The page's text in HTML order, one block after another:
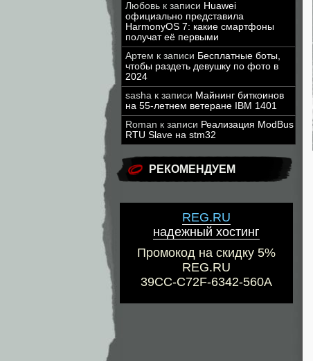
Любовь к записи Huawei
официально представила
HarmonyOS 7: какие смартфоны
получат её первыми
Артем к записи Бесплатные боты,
чтобы раздеть девушку по фото в
2024
sasha к записи Майнинг биткоинов
на 55-летнем ветеране IBM 1401
Roman к записи Реализация ModBus
RTU Slave на stm32
РЕКОМЕНДУЕМ
REG.RU
надежный хостинг
Промокод на скидку 5%
REG.RU
39CC-C72F-6342-560A